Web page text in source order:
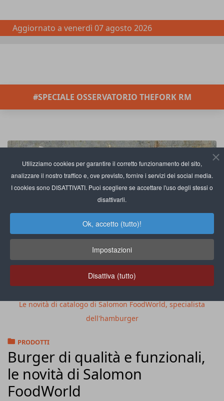
Utilizziamo cookies per garantire il corretto funzionamento del sito,
analizzare il nostro traffico e, ove previsto, fornire i servizi dei social media.
I cookies sono DISATTIVATI. Puoi scegliere se accettare l'uso degli stessi o
disattivarli.
Ok, accetto (tutto)!
Impostazioni
Disattiva (tutto)
Aggiornato a venerdì 07 agosto 2026
#SPECIALE OSSERVATORIO THEFORK RM
Le novità di catalogo di Salomon FoodWorld, specialista
dell'hamburger
PRODOTTI
Burger di qualità e funzionali,
le novità di Salomon
FoodWorld